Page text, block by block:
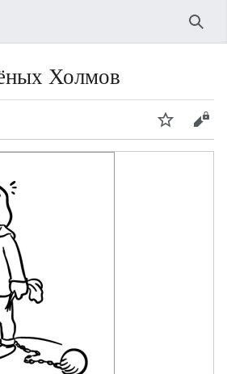
Холмов
Следить